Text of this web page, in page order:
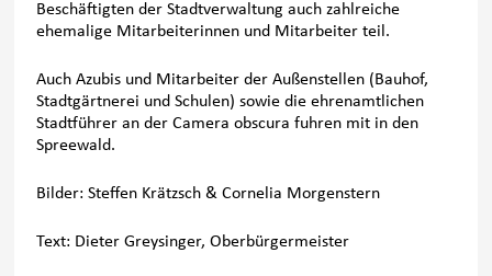
Beschäftigten der Stadtverwaltung auch zahlreiche
ehemalige Mitarbeiterinnen und Mitarbeiter teil.
Auch Azubis und Mitarbeiter der Außenstellen (Bauhof,
Stadtgärtnerei und Schulen) sowie die ehrenamtlichen
Stadtführer an der Camera obscura fuhren mit in den
Spreewald.
Bilder: Steffen Krätzsch & Cornelia Morgenstern
Text: Dieter Greysinger, Oberbürgermeister